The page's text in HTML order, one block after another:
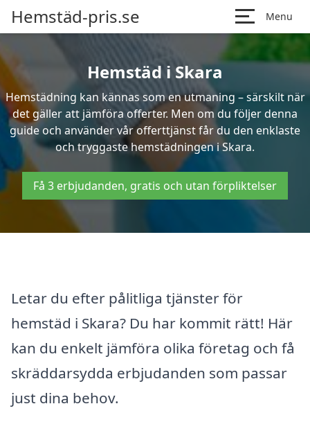
Hemstäd-pris.se Menu
Hemstäd i Skara
Hemstädning kan kännas som en utmaning – särskilt när
det gäller att jämföra offerter. Men om du följer denna
guide och använder vår offerttjänst får du den enklaste
och tryggaste hemstädningen i Skara.
Få 3 erbjudanden, gratis och utan förpliktelser
Letar du efter pålitliga tjänster för
hemstäd i Skara? Du har kommit rätt! Här
kan du enkelt jämföra olika företag och få
skräddarsydda erbjudanden som passar
just dina behov.